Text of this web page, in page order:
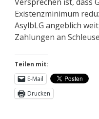
Existenzminimum
AsylbLG angeblich
Zahlungen an
Teilen mit:
E-Mail
Drucken